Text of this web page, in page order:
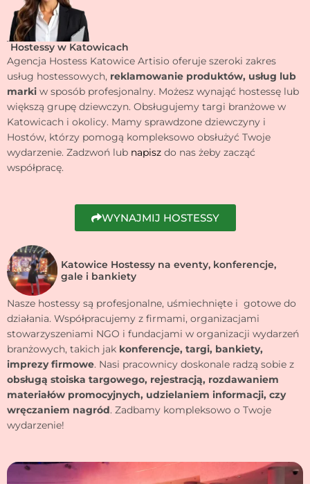
Hostessy w Katowicach
Agencja Hostess Katowice Artisio oferuje szeroki zakres
usług hostessowych, reklamowanie produktów, usług lub
marki w sposób profesjonalny. Możesz wynająć hostessę lub
większą grupę dziewczyn. Obsługujemy targi branżowe w
Katowicach i okolicy. Mamy sprawdzone dziewczyny i
Hostów, którzy pomogą kompleksowo obsłużyć Twoje
wydarzenie. Zadzwoń lub napisz do nas żeby zacząć
współpracę.
WYNAJMIJ HOSTESSY
Katowice Hostessy na eventy, konferencje,
gale i bankiety
Nasze hostessy są profesjonalne, uśmiechnięte i gotowe do
działania. Współpracujemy z firmami, organizacjami
stowarzyszeniami NGO i fundacjami w organizacji wydarzeń
branżowych, takich jak konferencje, targi, bankiety,
imprezy firmowe. Nasi pracownicy doskonale radzą sobie z
obsługą stoiska targowego, rejestracją, rozdawaniem
materiałów promocyjnych, udzielaniem informacji, czy
wręczaniem nagród. Zadbamy kompleksowo o Twoje
wydarzenie!